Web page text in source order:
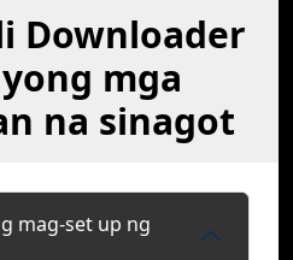
Downloader
mga
na sinagot
mag-set up ng